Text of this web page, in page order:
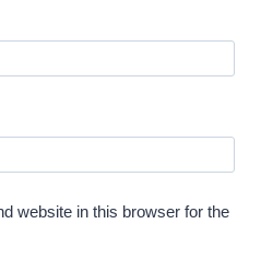
website in this browser for the